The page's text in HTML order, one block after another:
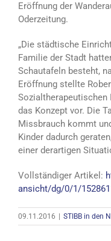
Eröffnung der
Oderzeitung.
„Die städtische
Familie der Stadt
Schautafeln besteht,
Eröffnung stellte
Sozialtherapeutischen
das Konzept vor. Die
Missbrauch kommt
Kinder dadurch
einer derartigen
Vollständiger Artikel:
ansicht/dg/0/1/
09.11.2016 STIBB in den